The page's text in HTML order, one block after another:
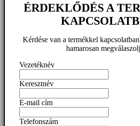
ÉRDEKLŐDÉS A
Kérdése van a termékkel
hamarosan
Vezetéknév
Keresztnév
E-mail cím
Telefonszám